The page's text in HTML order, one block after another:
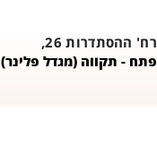
רח' ההסתדרות 26,
פתח - תקווה (מגדל פלינר)